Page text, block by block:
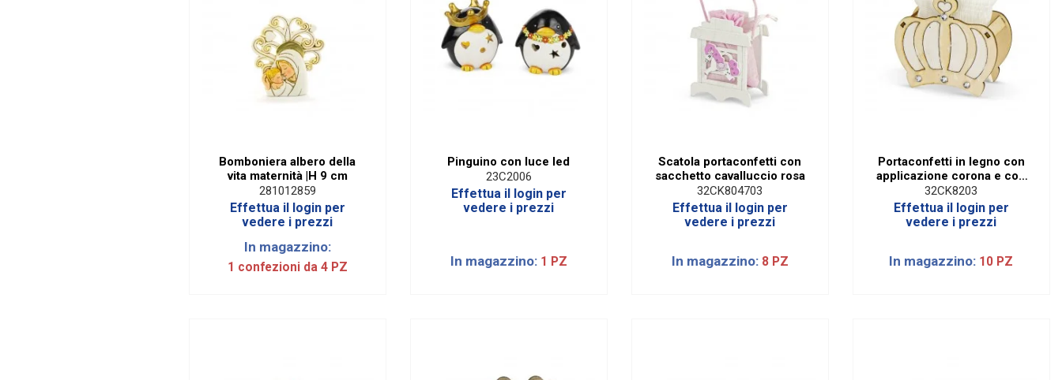
Bomboniera albero della
vita maternità |H 9 cm
281012859
Effettua il login per
vedere i prezzi
In magazzino:
1 confezioni da 4 PZ
Pinguino con luce led
23C2006
Effettua il login per
vedere i prezzi
In magazzino: 1 PZ
Scatola portaconfetti con
sacchetto cavalluccio rosa
32CK804703
Effettua il login per
vedere i prezzi
In magazzino: 8 PZ
Portaconfetti in legno con
applicazione corona e con
sacchetto
32CK8203
Effettua il login per
vedere i prezzi
In magazzino: 10 PZ